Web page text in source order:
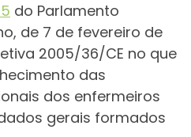
do Parlamento
de 7 de fevereiro de
2005/36/CE no que
das
dos enfermeiros
gerais formados